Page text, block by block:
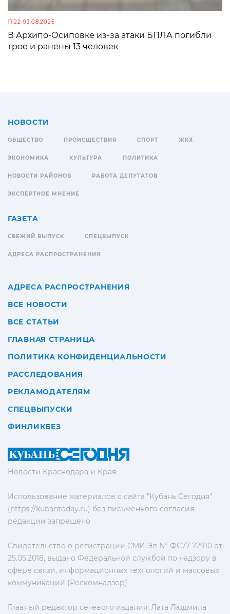
11:22 03.08.2026
В Архипо-Осиповке из-за атаки БПЛА погибли
трое и ранены 13 человек
Новости Краснодара и Края
Использование материалов с сайта "Кубань Сегодня"
(https://kubantoday.ru) без письменного согласия
редакции запрещено
Свидетельство о регистрации СМИ Эл № ФС77-72910 от
25.05.2018, выдано Федеральной службой по надзору в
сфере связи, информационных технологий и массовых
коммуникаций (Роскомнадзор)
Главный редактор сетевого издания: Лата Людмила
НОВОСТИ
ОБЩЕСТВО ПРОИСШЕСТВИЯ СПОРТ ЖКХ
ЭКОНОМИКА КУЛЬТУРА ПОЛИТИКА
НОВОСТИ РАЙОНОВ РАБОТА ДЕПУТАТОВ
ЭКСПЕРТНОЕ МНЕНИЕ
ГАЗЕТА
СВЕЖИЙ ВЫПУСК СПЕЦВЫПУСК
АДРЕСА РАСПРОСТРАНЕНИЯ
АДРЕСА РАСПРОСТРАНЕНИЯ
ВСЕ НОВОСТИ
ВСЕ СТАТЬИ
ГЛАВНАЯ СТРАНИЦА
ПОЛИТИКА КОНФИДЕНЦИАЛЬНОСТИ
РАССЛЕДОВАНИЯ
РЕКЛАМОДАТЕЛЯМ
СПЕЦВЫПУСКИ
ФИНЛИКБЕЗ